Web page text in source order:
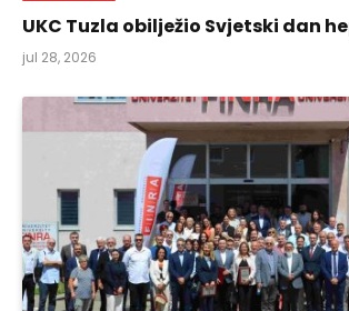
UKC Tuzla obilježio Svjetski dan
jul 28, 2026